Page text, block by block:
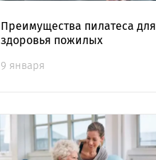
Преимущества пилатеса для
здоровья пожилых
9 января